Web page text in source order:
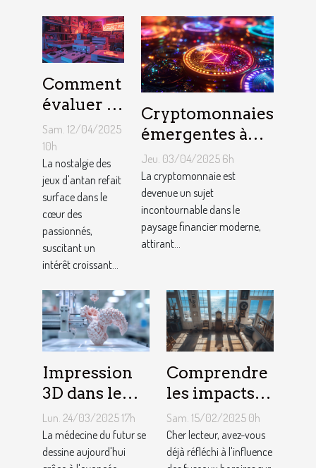
Comment
évaluer la
valeur de
vos
consoles
de jeux
vidéo
rétro
Sam. 12/04/2025
10h
La nostalgie des
jeux d'antan refait
surface dans le
cœur des
passionnés,
suscitant un
intérêt croissant...
Cryptomonnaies
émergentes à
surveiller en
2023 Potentiel
de croissance et
risques associés
Jeu. 03/04/2025 6h
La cryptomonnaie est
devenue un sujet
incontournable dans le
paysage financier moderne,
attirant...
Impression
3D dans le
secteur
médical
progrès et
Lun. 24/03/2025 17h
La médecine du futur se
dessine aujourd'hui
Comprendre
les impacts
du fuseau
horaire
atlantique
Sam. 15/02/2025 0h
Cher lecteur, avez-vous
déjà réfléchi à l'influence